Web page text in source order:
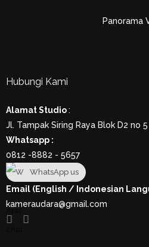
Panorama
Hubungi Kami
Alamat Studio:
Jl. Tampak Siring Raya Blok D2 no
Whatsapp :
0812 -8882 - 5657
WhatsApp us
Email (English / Indonesian
kameraudara@gmail.com